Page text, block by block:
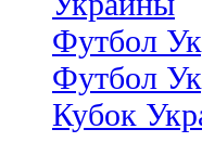
Футбол
Футбол
Кубок